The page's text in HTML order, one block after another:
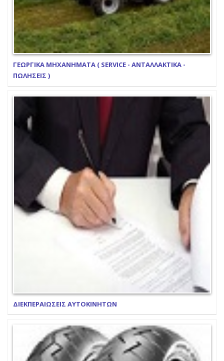
ΓΕΩΡΓΙΚΑ ΜΗΧΑΝΗΜΑΤΑ ( SERVICE - ΑΝΤΑΛΛΑΚΤΙΚΑ -
ΠΩΛΗΣΕΙΣ )
ΔΙΕΚΠΕΡΑΙΩΣΕΙΣ ΑΥΤΟΚΙΝΗΤΩΝ